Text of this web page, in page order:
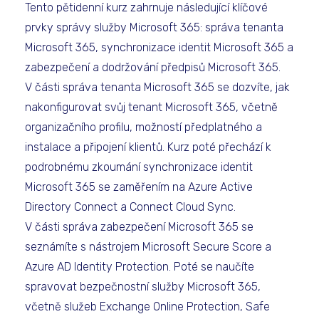
Tento pětidenní kurz zahrnuje následující klíčové
prvky správy služby Microsoft 365: správa tenanta
Microsoft 365, synchronizace identit Microsoft 365 a
zabezpečení a dodržování předpisů Microsoft 365.
V části správa tenanta Microsoft 365 se dozvíte, jak
nakonfigurovat svůj tenant Microsoft 365, včetně
organizačního profilu, možností předplatného a
instalace a připojení klientů. Kurz poté přechází k
podrobnému zkoumání synchronizace identit
Microsoft 365 se zaměřením na Azure Active
Directory Connect a Connect Cloud Sync.
V části správa zabezpečení Microsoft 365 se
seznámíte s nástrojem Microsoft Secure Score a
Azure AD Identity Protection. Poté se naučíte
spravovat bezpečnostní služby Microsoft 365,
včetně služeb Exchange Online Protection, Safe